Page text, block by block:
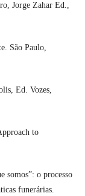
Jorge Zahar Ed.,
São Paulo,
Ed. Vozes,
to
somos”: o processo
funerárias.